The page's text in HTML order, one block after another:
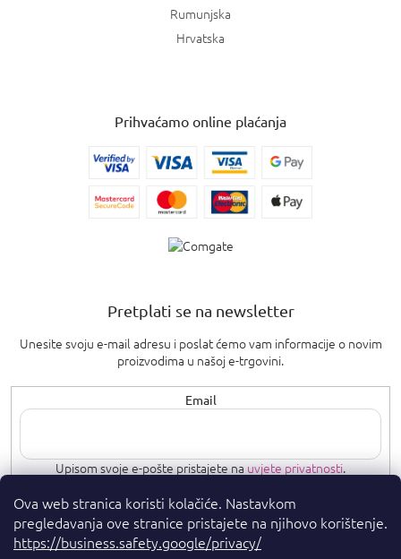
Ova web stranica koristi kolačiće. Nastavkom
pregledavanja ove stranice pristajete na njihovo korištenje.
https://business.safety.google/privacy/
Rumunjska
Hrvatska
Prihvaćamo online plaćanja
Pretplati se na newsletter
Unesite svoju e-mail adresu i poslat ćemo vam informacije o novim
proizvodima u našoj e-trgovini.
Email
Upisom svoje e-pošte pristajete nauvjete privatnosti.
PRETPLATI SE